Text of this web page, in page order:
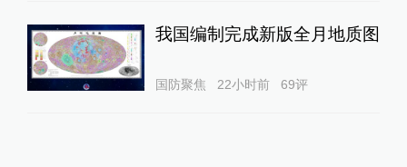
我国编制完成新版全月地质图
国防聚焦 22小时前 69评